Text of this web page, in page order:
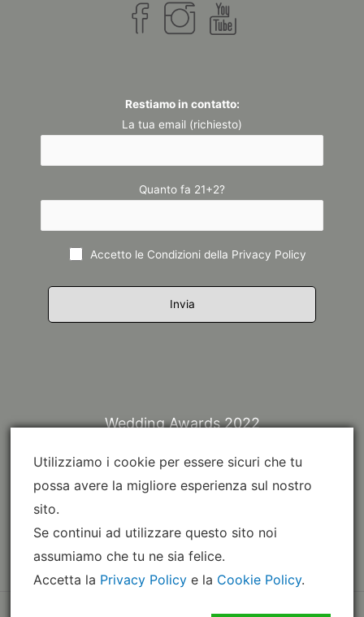
Restiamo in contatto:
La tua email (richiesto)
Quanto fa 21+2?
Accetto le Condizioni della Privacy Policy
Wedding Awards 2022
Utilizziamo i cookie per essere sicuri che tu
possa avere la migliore esperienza sul nostro
sito.
Se continui ad utilizzare questo sito noi
assumiamo che tu ne sia felice.
Accetta la Privacy Policye la Cookie Policy.